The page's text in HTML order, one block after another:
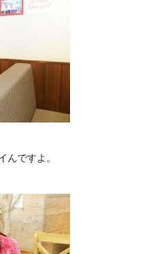
ですよ。